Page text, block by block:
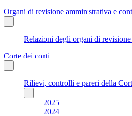
Organi di revisione amministrativa e
Relazioni degli organi di
Corte dei conti
Rilievi, controlli e pareri della
2025
2024